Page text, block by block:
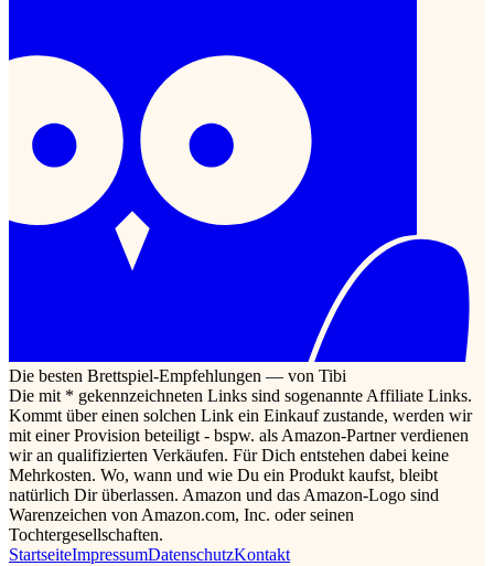
Die besten Brettspiel-Empfehlungen — von Tibi
Die mit * gekennzeichneten Links sind sogenannte Affiliate Links.
Kommt über einen solchen Link ein Einkauf zustande, werden wir
mit einer Provision beteiligt - bspw. als Amazon-Partner verdienen
wir an qualifizierten Verkäufen. Für Dich entstehen dabei keine
Mehrkosten. Wo, wann und wie Du ein Produkt kaufst, bleibt
natürlich Dir überlassen. Amazon und das Amazon-Logo sind
Warenzeichen von Amazon.com, Inc. oder seinen
Tochtergesellschaften.
StartseiteImpressumDatenschutzKontakt